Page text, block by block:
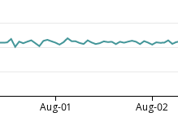
Aug-01 Aug-02